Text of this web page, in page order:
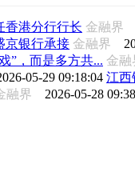
香港分行行长 金融界
京银行承接 金融界
”，而是多方共... 金
05-29 09:18:04 江西
融界 2026-05-28